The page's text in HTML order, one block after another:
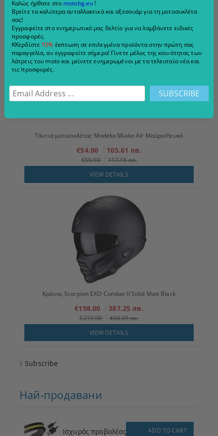
VIEW DETAILS
Γάντια μοτοσικλέτας Modeka Miako AIr Μαύρο/Λευκό
€54.00 105.61 лв.
€59.90
117.15 лв.
VIEW DETAILS
Κράνος Scorpion EXO-Combat II Solid Matt Black
€198.00 387.25 лв.
€219.90
430.09 лв.
VIEW DETAILS
Subscribe
Най-продавани
Ισχυρός προβολέας
ADD TO CART
Καλώς ήρθατε στο motobg.eu !
Βρείτε τα καλύτερα ανταλλακτικά και αξεσουάρ για τη μοτοσυκλέτα
σας!
Εγγραφείτε στο ενημερωτικό μας δελτίο για να λαμβάνετε ειδικές
προσφορές.
ΚΚερδίστε 10% έκπτωση σε επιλεγμένα προϊόντα στην πρώτη σας
παραγγελία, αν εγγραφείτε σήμερα! Γίνετε μέλος της κοινότητας των
λάτρεις του moto και μείνετε ενημερωμένοι με τα τελευταία νέα και
τις προσφορές.